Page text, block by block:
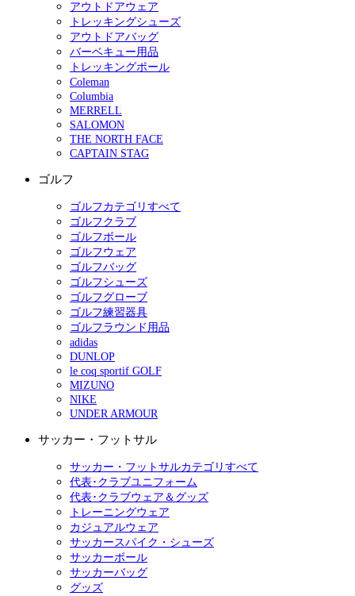
アウトドアウェア
トレッキングシューズ
アウトドアバッグ
バーベキュー用品
トレッキングポール
Coleman
Columbia
MERRELL
SALOMON
THE NORTH FACE
CAPTAIN STAG
ゴルフ
ゴルフカテゴリすべて
ゴルフクラブ
ゴルフボール
ゴルフウェア
ゴルフバッグ
ゴルフシューズ
ゴルフグローブ
ゴルフ練習器具
ゴルフラウンド用品
adidas
DUNLOP
le coq sportif GOLF
MIZUNO
NIKE
UNDER ARMOUR
サッカー・フットサル
サッカー・フットサルカテゴリすべて
代表･クラブユニフォーム
代表･クラブウェア＆グッズ
トレーニングウェア
カジュアルウェア
サッカースパイク・シューズ
サッカーボール
サッカーバッグ
グッズ